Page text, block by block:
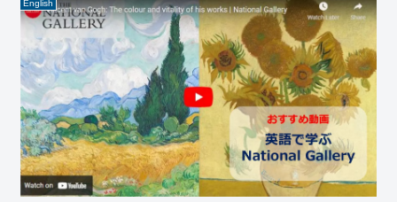
English